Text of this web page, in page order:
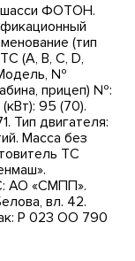
шасси ФОТОН.
(тип
(A, B, C, D,
Модель, №
прицеп) №:
95 (70).
Тип двигателя:
Масса без
ТС
АО «СМПП».
вл. 42.
Р 023 ОО 790